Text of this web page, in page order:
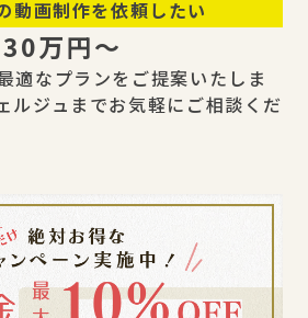
動画制作を依頼したい
30万円〜
適なプランをご提案いたしま
ルジュまでお気軽にご相談くだ